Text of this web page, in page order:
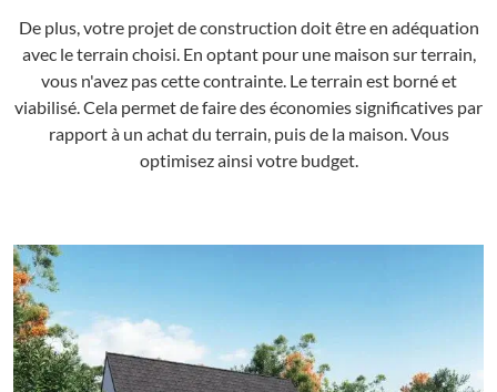
De plus, votre projet de construction doit être en adéquation
avec le terrain choisi. En optant pour une maison sur terrain,
vous n'avez pas cette contrainte. Le terrain est borné et
viabilisé. Cela permet de faire des économies significatives par
rapport à un achat du terrain, puis de la maison. Vous
optimisez ainsi votre budget.